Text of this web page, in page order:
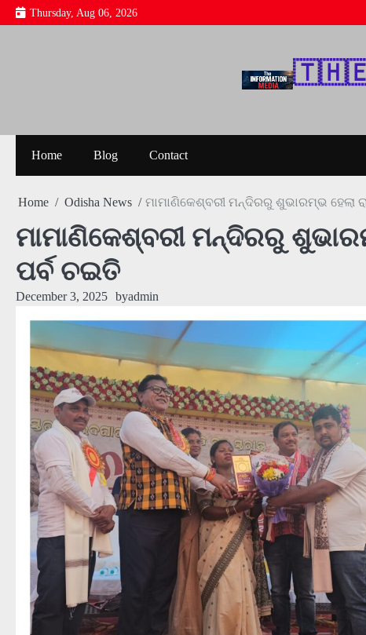
Skip
to
Thursday, Aug 06, 2026
Home Blog Contact
Home Odisha News ମାମାଣିକେଶ୍ବରୀ ମନ୍ଦିରରୁ ଶୁଭାରମ୍ଭ ହେଲା
ମାମାଣିକେଶ୍ବରୀ ମନ୍ଦିରରୁ
ପର୍ବ ଚଇତି
December 3, 2025 byadmin